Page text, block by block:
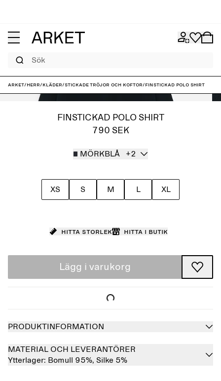
ARKET/Herr/Kläder/Stickade tröjor och koftor/Finstickad polo shirt
FINSTICKAD POLO SHIRT
790 SEK
MÖRKBLÅ +2
XS S M L XL
Hitta storlek Hitta i butik
Lägg i varukorg
PRODUKTINFORMATION
MATERIAL OCH LEVERANTÖRER
Ytterlager: Bomull 95%, Silke 5%